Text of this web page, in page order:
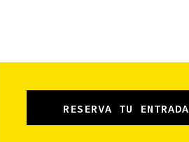
RESERVA TU ENTRADA